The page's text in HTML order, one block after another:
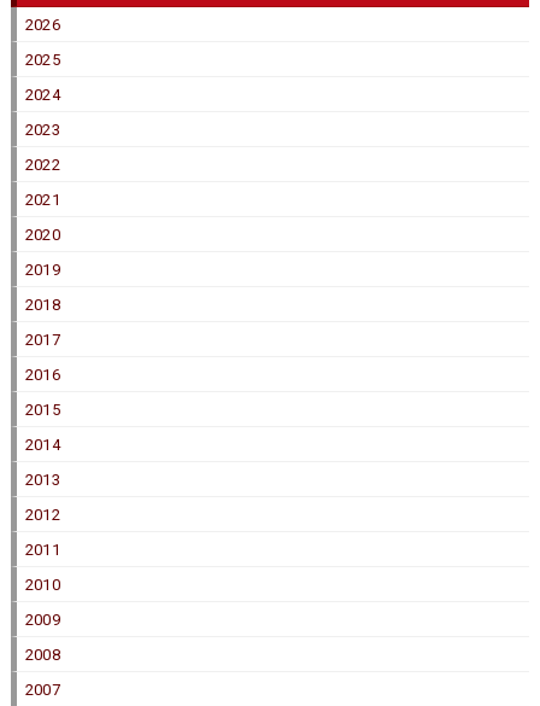
2026
2025
2024
2023
2022
2021
2020
2019
2018
2017
2016
2015
2014
2013
2012
2011
2010
2009
2008
2007